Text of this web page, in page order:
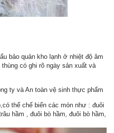
bảo quản kho lạnh ở nhiệt độ âm
có ghi rõ ngày sản xuất và
ty và An toàn vệ sinh thực phẩm
thể chế biến các món như : đuôi
hầm , đuôi bò hầm, đuôi bò hầm,